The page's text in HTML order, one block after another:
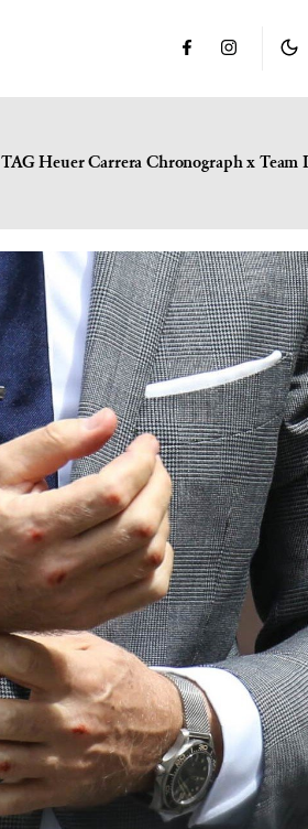
TAG Heuer Carrera Chronograph x Team